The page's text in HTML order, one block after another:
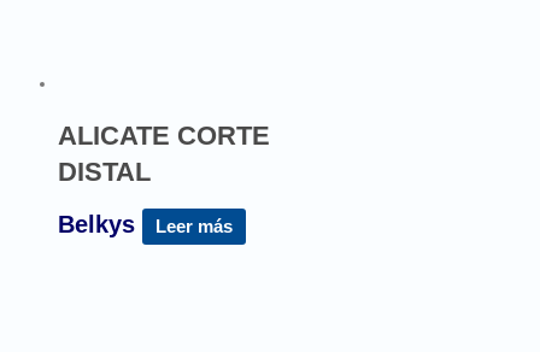
ALICATE CORTE
DISTAL
Belkys Leer más